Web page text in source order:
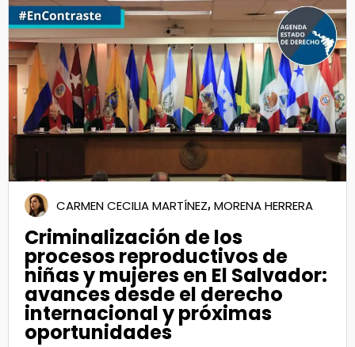
13
Oct 2021
CARMEN CECILIA MARTÍNEZ, MORENA HERRERA
Criminalización de los
procesos reproductivos de
niñas y mujeres en El Salvador:
avances desde el derecho
internacional y próximas
oportunidades